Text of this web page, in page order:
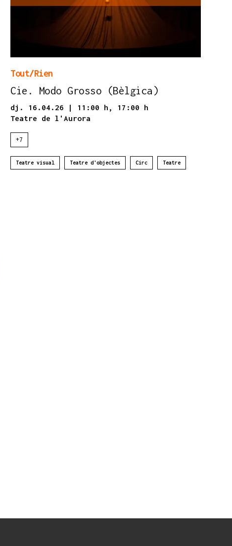
Tout/Rien
Cie. Modo Grosso (Bèlgica)
dj. 16.04.26 | 11:00 h,
17:00 h
Teatre de l'Aurora
+7
Teatre visual Teatre d'objectes Circ Teatre